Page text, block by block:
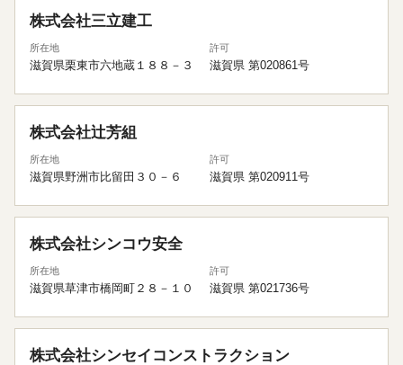
株式会社三立建工
所在地
滋賀県栗東市六地蔵１８８－３
許可
滋賀県 第020861号
株式会社辻芳組
所在地
滋賀県野洲市比留田３０－６
許可
滋賀県 第020911号
株式会社シンコウ安全
所在地
滋賀県草津市橋岡町２８－１０
許可
滋賀県 第021736号
株式会社シンセイコンストラクション